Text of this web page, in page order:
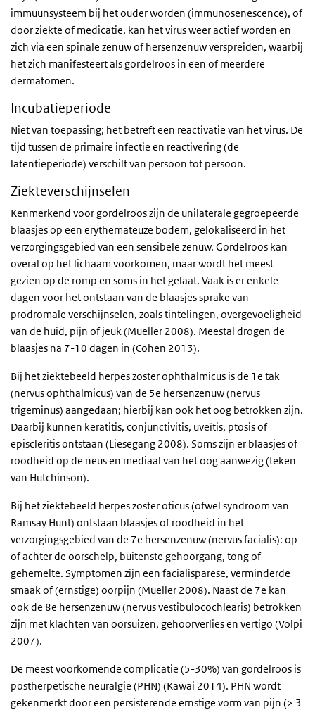
immuunsysteem bij het ouder worden (immunosenescence), of
door ziekte of medicatie, kan het virus weer actief worden en
zich via een spinale zenuw of hersenzenuw verspreiden, waarbij
het zich manifesteert als gordelroos in een of meerdere
dermatomen.
Incubatieperiode
Niet van toepassing; het betreft een reactivatie van het virus. De
tijd tussen de primaire infectie en reactivering (de
latentieperiode) verschilt van persoon tot persoon.
Ziekteverschijnselen
Kenmerkend voor gordelroos zijn de unilaterale gegroepeerde
blaasjes op een erythemateuze bodem, gelokaliseerd in het
verzorgingsgebied van een sensibele zenuw. Gordelroos kan
overal op het lichaam voorkomen, maar wordt het meest
gezien op de romp en soms in het gelaat. Vaak is er enkele
dagen voor het ontstaan van de blaasjes sprake van
prodromale verschijnselen, zoals tintelingen, overgevoeligheid
van de huid, pijn of jeuk (Mueller 2008). Meestal drogen de
blaasjes na 7-10 dagen in (Cohen 2013).
Bij het ziektebeeld herpes zoster ophthalmicus is de 1e tak
(nervus ophthalmicus) van de 5e hersenzenuw (nervus
trigeminus) aangedaan; hierbij kan ook het oog betrokken zijn.
Daarbij kunnen keratitis, conjunctivitis, uveïtis, ptosis of
episcleritis ontstaan (Liesegang 2008). Soms zijn er blaasjes of
roodheid op de neus en mediaal van het oog aanwezig (teken
van Hutchinson).
Bij het ziektebeeld herpes zoster oticus (ofwel syndroom van
Ramsay Hunt) ontstaan blaasjes of roodheid in het
verzorgingsgebied van de 7e hersenzenuw (nervus facialis): op
of achter de oorschelp, buitenste gehoorgang, tong of
gehemelte. Symptomen zijn een facialisparese, verminderde
smaak of (ernstige) oorpijn (Mueller 2008). Naast de 7e kan
ook de 8e hersenzenuw (nervus vestibulocochlearis) betrokken
zijn met klachten van oorsuizen, gehoorverlies en vertigo (Volpi
2007).
De meest voorkomende complicatie (5-30%) van gordelroos is
postherpetische neuralgie (PHN) (Kawai 2014). PHN wordt
gekenmerkt door een persisterende ernstige vorm van pijn (> 3